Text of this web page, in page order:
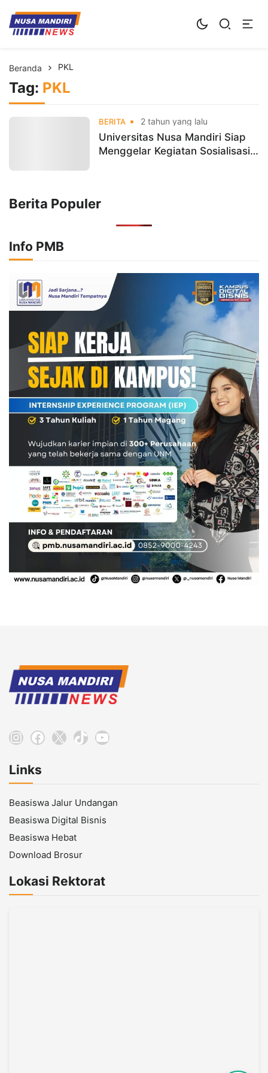
Kampus Digital Bisnis
Universitas Nusa Mandiri
Beranda PKL
Tag: PKL
BERITA 2 tahun yang lalu
Universitas Nusa Mandiri Siap
Menggelar Kegiatan Sosialisasi
Berita Populer
Info PMB
Instagram
Facebook
X TikTokYouTube
Links
Beasiswa Jalur Undangan
Beasiswa Digital Bisnis
Beasiswa Hebat
Download Brosur
Lokasi Rektorat